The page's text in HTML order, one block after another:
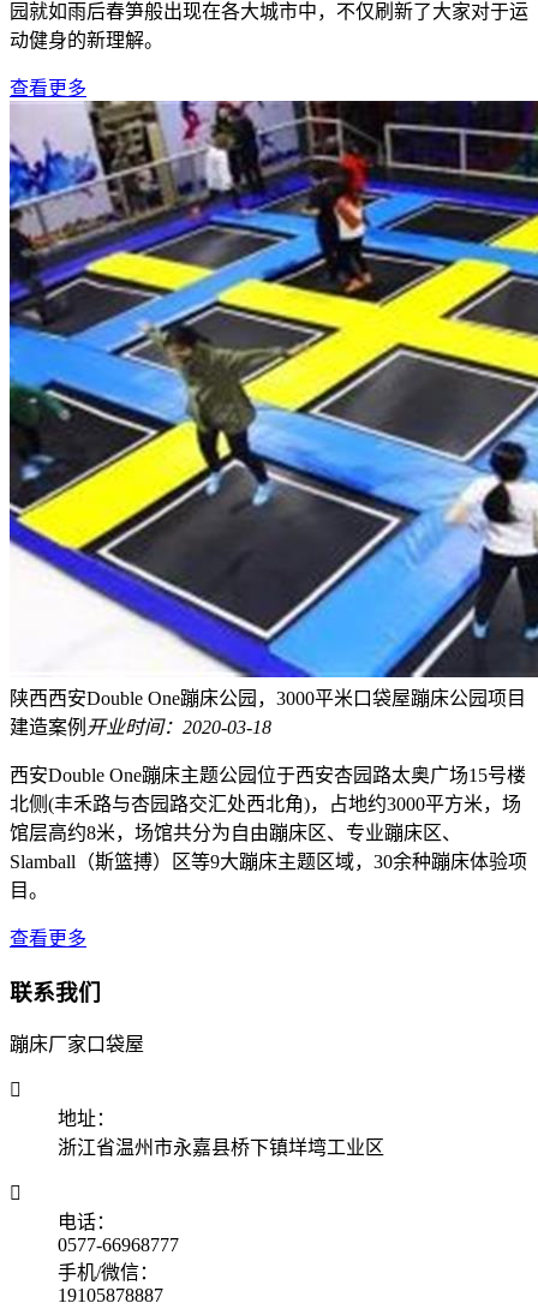
园就如雨后春笋般出现在各大城市中，不仅刷新了大家对于运
动健身的新理解。
查看更多
陕西西安Double One蹦床公园，3000平米口袋屋蹦床公园项目
建造案例 开业时间：2020-03-18
西安Double One蹦床主题公园位于西安杏园路太奥广场15号楼
北侧(丰禾路与杏园路交汇处西北角)，占地约3000平方米，场
馆层高约8米，场馆共分为自由蹦床区、专业蹦床区、
Slamball（斯篮搏）区等9大蹦床主题区域，30余种蹦床体验项
目。
查看更多
联系我们
蹦床厂家口袋屋

地址：
浙江省温州市永嘉县桥下镇垟塆工业区

电话：
0577-66968777
手机/微信：
19105878887